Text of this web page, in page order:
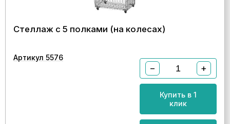
Стеллаж с 5 полками (на колесах)
Артикул 5576
− +
Купить в 1
клик